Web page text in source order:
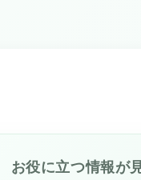
お役に立つ情報が